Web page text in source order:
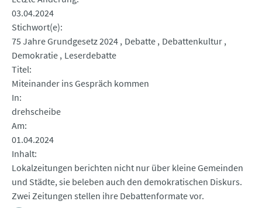
03.04.2024
Stichwort(e)
75 Jahre Grundgesetz 2024 Debatte Debattenkultur
Demokratie Leserdebatte
Titel
Miteinander ins Gespräch kommen
In
drehscheibe
Am
01.04.2024
Inhalt
Lokalzeitungen berichten nicht nur über kleine Gemeinden
und Städte, sie beleben auch den demokratischen Diskurs.
Zwei Zeitungen stellen ihre Debattenformate vor.